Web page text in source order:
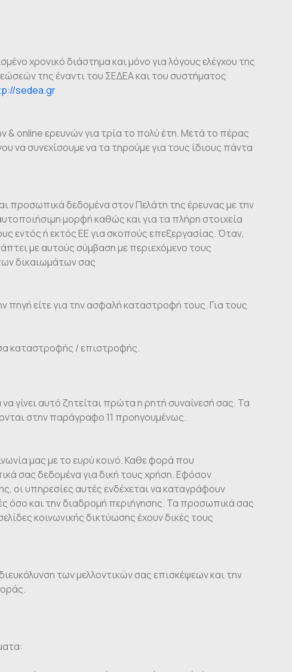
χρονικό διάστημα και μόνο για λόγους ελέγχου της
της έναντι του ΣΕΔΕΑ και του συστήματος
sedea.gr
online ερευνών για τρία το πολύ έτη. Μετά το πέρας
να συνεχίσουμε να τα τηρούμε για τους ίδιους πάντα
προσωπικά δεδομένα στον Πελάτη της έρευνας με την
μορφή καθώς και για τα πλήρη στοιχεία
εντός ή εκτός ΕΕ για σκοπούς επεξεργασίας. Όταν,
με αυτούς σύμβαση με περιεχόμενο τους
δικαιωμάτων σας
είτε για την ασφαλή καταστροφή τους. Για τους
καταστροφής / επιστροφής.
γίνει αυτό ζητείται πρώτα η ρητή συναίνεσή σας. Τα
στην παράγραφο 11 προηγουμένως.
μας με το ευρύ κοινό. Καθε φορά που
σας δεδομένα για δική τους χρήση. Εφόσον
οι υπηρεσίες αυτές ενδέχεται να καταγράφουν
όσο και την διαδρομή περιήγησης. Τα προσωπικά σας
κοινωνικής δικτύωσης έχουν δικές τους
των μελλοντικών σας επισκέψεων και την